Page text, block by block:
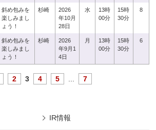
斜め包みを
楽しみまし
ょう！
杉崎
2026
年10月
28日
水
13時
00分
15時
30分
8
斜め包みを
楽しみまし
ょう！
杉崎
2026
年9月1
4日
月
13時
00分
15時
30分
6
2 3 4 5 7
IR情報